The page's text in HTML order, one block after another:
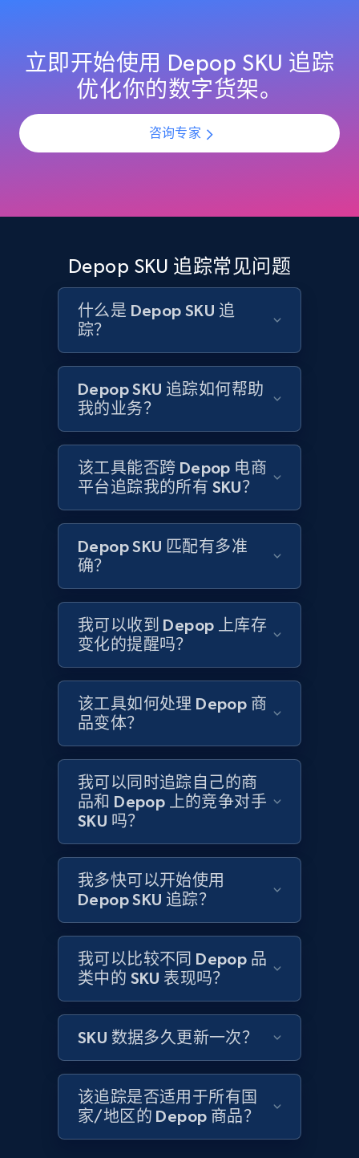
URL, Domain, Country code, Model number,
Sku, Product id, Product name, Manufacturer,
and more.
355+
URL, Domain, Country code, Model number,
Sku, Product id, Product name, Manufacturer,
and more.
2.1K+
Home Depot US - Discovery products by
specific category URL
URL, Domain, Country code, Model number,
Sku, Product id, Product name, Manufacturer,
and more.
立即开始
Amazon products global dataset
Title, Seller name, Brand, Description, Initial
2.1K+ 375+ 立即开始
Amazon products global dataset - Collects
products by specific category URL
Title, Seller name, Brand, Description, Initial
price, Currency, Availability, Reviews count, and
2.1K+ 375+ 立即开始
Amazon products global dataset -
Collecting products by keyword search
Title, Seller name, Brand, Description, Initial
price, Currency, Availability, Reviews count, and
more.
2.1K+ 375+ 立即开始
立即开始使用 Depop SKU 追踪
优化你的数字货架。
咨询专家
Depop SKU 追踪常见问题
什么是 Depop SKU 追
踪？
Depop SKU 追踪如何帮助
我的业务？
该工具能否跨 Depop 电商
平台追踪我的所有 SKU？
Depop SKU 匹配有多准
确？
我可以收到 Depop 上库存
变化的提醒吗？
该工具如何处理 Depop 商
品变体？
我可以同时追踪自己的商
品和 Depop 上的竞争对手
SKU 吗？
我多快可以开始使用
Depop SKU 追踪？
我可以比较不同 Depop 品
类中的 SKU 表现吗？
SKU 数据多久更新一次？
该追踪是否适用于所有国
家/地区的 Depop 商品？